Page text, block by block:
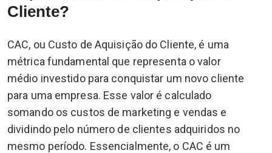
Cliente?
CAC, ou Custo de Aquisição do Cliente, é uma
métrica fundamental que representa o valor
médio investido para conquistar um novo cliente
para uma empresa. Esse valor é calculado
somando os custos de marketing e vendas e
dividindo pelo número de clientes adquiridos no
mesmo período. Essencialmente, o CAC é um